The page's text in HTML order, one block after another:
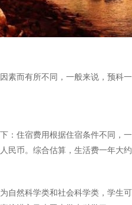
而有所不同，一般来说，预科
住宿费用根据住宿条件不同，
民币。综合估算，生活费一年大约
自然科学类和社会科学类，学